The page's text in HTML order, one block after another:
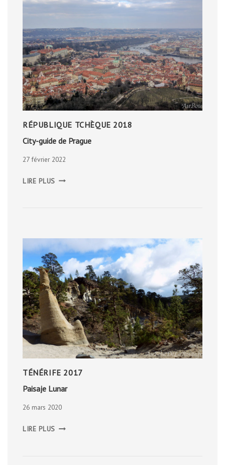
RÉPUBLIQUE TCHÈQUE 2018
City-guide de Prague
27 février 2022
LIRE PLUS GUIDE
TÉNÉRIFE 2017
Paisaje Lunar
26 mars 2020
LIRE PLUS LUNAR